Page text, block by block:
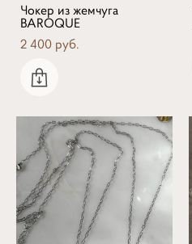
Чокер из жемчуга
BAROQUE
2 400 pуб.